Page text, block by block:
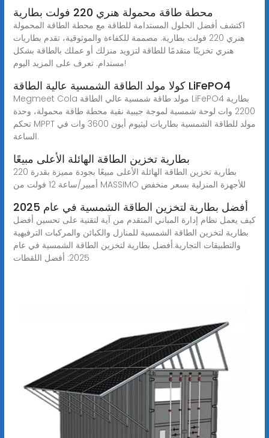
محطة طاقة محمولة هنري 220 فولت بطارية
اكتشف أفضل الحلول المستدامة للطاقة مع محطة الطاقة المحمولة
هنري 220 فولت بطارية. مصممة للكفاءة والموثوقية، تقدم بطاريات
هنري تخزينًا متقدمًا للطاقة لتزويد منزلك أو عملك بالطاقة بشكل
مستدام. تعرف على المزيد اليوم!
كولا مولد الطاقة الشمسية عالية الطاقة LiFePO4
Megmeet Cola مولد طاقة شمسية عالي الطاقة LiFePO4 بطارية
2200 وات لوحة شمسية لموجة جيبية نقية محطة طاقة محمولة، وحدة
تحكم MPPT مولد للطاقة الشمسية بطاريات ليثيوم أيون 3600 وات في
الساعة.
بطارية تخزين الطاقة الهائلة الأعلى مبيعًا
بطارية تخزين الطاقة الهائلة الأعلى مبيعًا بجودة مميزة بقدرة 220
أمبير/ساعة 12 فولت من MASSIMO للأجهزة المنزلية بسعر منخفض
أفضل بطارية لتخزين الطاقة الشمسية في عام 2025
كيف يعمل نظام إدارة المباني المتقدم من آية لتقنية على تحسين أفضل
بطارية لتخزين الطاقة الشمسية للمنازل والكبائن والمركبات الترفيهية
والتطبيقات التجارية.أفضل بطارية لتخزين الطاقة الشمسية في عام
2025: أفضل اللقطات